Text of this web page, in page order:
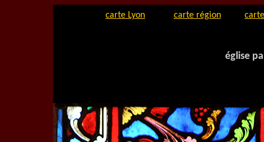
carte Lyon carte région
église